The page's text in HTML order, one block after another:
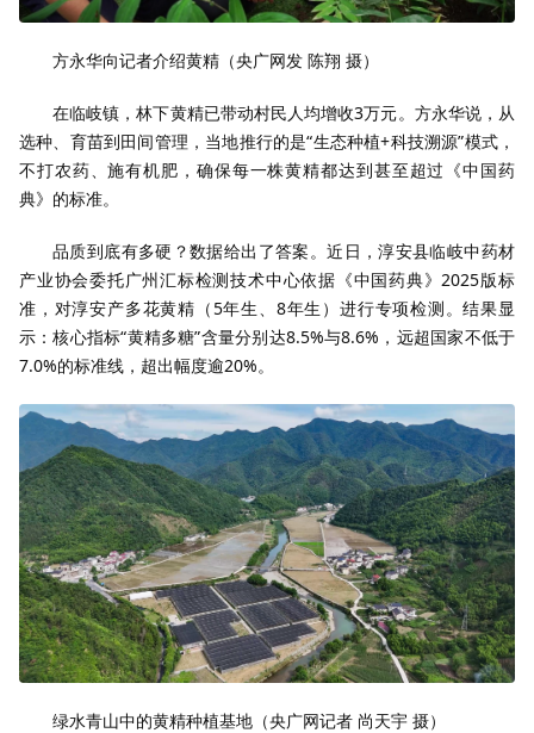
方永华向记者介绍黄精（央广网发 陈翔 摄）
在临岐镇，林下黄精已带动村民人均增收3万元。方永华说，从
选种、育苗到田间管理，当地推行的是“生态种植+科技溯源”模式，
不打农药、施有机肥，确保每一株黄精都达到甚至超过《中国药
典》的标准。
品质到底有多硬？数据给出了答案。近日，淳安县临岐中药材
产业协会委托广州汇标检测技术中心依据《中国药典》2025版标
准，对淳安产多花黄精（5年生、8年生）进行专项检测。结果显
示：核心指标“黄精多糖”含量分别达8.5%与8.6%，远超国家不低于
7.0%的标准线，超出幅度逾20%。
绿水青山中的黄精种植基地（央广网记者 尚天宇 摄）